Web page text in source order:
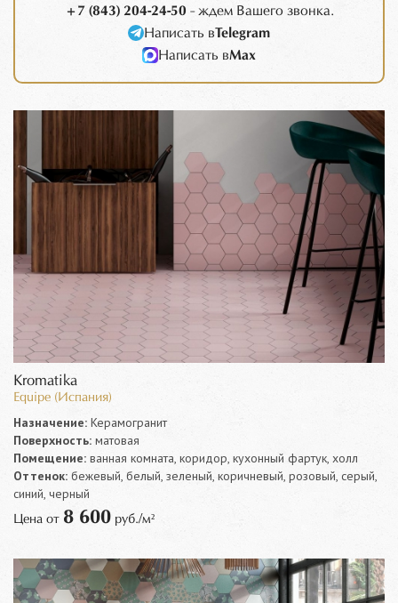
+7 (843) 204-24-50 - ждем Вашего звонка.
Написать вTelegram
Написать вMax
Kromatika
Equipe (Испания)
Назначение: Керамогранит
Поверхность: матовая
Помещение: ванная комната, коридор, кухонный фартук, холл
Оттенок: бежевый, белый, зеленый, коричневый, розовый, серый,
синий, черный
Цена от 8 600 руб./м²